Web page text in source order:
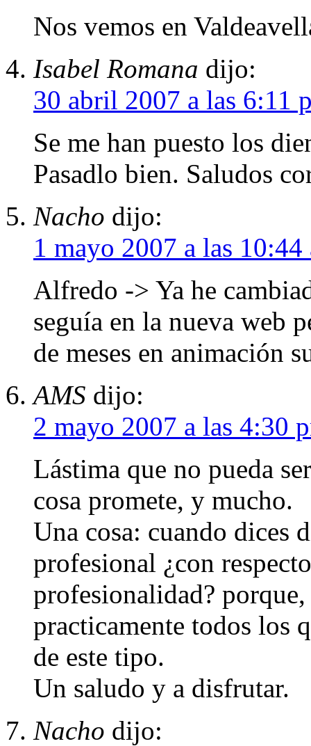
Nos vemos en
Isabel Romana dijo:
30 abril 2007 a las 6:11
Se me han puesto los
Pasadlo bien. Saludos
Nacho dijo:
1 mayo 2007 a las 10:44
Alfredo -> Ya he
seguía en la nueva web
de meses en animación
AMS dijo:
2 mayo 2007 a las 4:30
Lástima que no pueda
cosa promete, y mucho.
Una cosa: cuando dices
profesional ¿con
profesionalidad?
practicamente todos los
de este tipo.
Un saludo y a disfrutar.
Nacho dijo: